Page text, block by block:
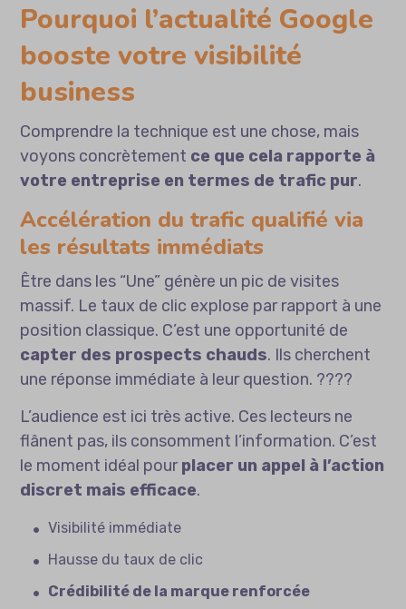
Pourquoi l’actualité Google
booste votre visibilité
business
Comprendre la technique est une chose, mais
voyons concrètement ce que cela rapporte à
votre entreprise en termes de trafic pur.
Accélération du trafic qualifié via
les résultats immédiats
Être dans les “Une” génère un pic de visites
massif. Le taux de clic explose par rapport à une
position classique. C’est une opportunité de
capter des prospects chauds. Ils cherchent
une réponse immédiate à leur question. ????
L’audience est ici très active. Ces lecteurs ne
flânent pas, ils consomment l’information. C’est
le moment idéal pourplacer un appel à l’action
discret mais efficace.
Visibilité immédiate
Hausse du taux de clic
Crédibilité de la marque renforcée